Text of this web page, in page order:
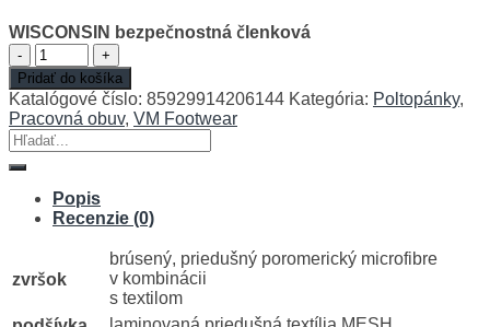
WISCONSIN bezpečnostná členková
množstvo
WISCONSIN
bezpečnostná
členková
Pridať do košíka
Katalógové číslo: 85929914206144 Kategória: Poltopánky,
Pracovná obuv, VM Footwear
Hľadať:
Popis
Recenzie (0)
zvršok
brúsený, priedušný poromerický microfibre
v kombinácii
s textilom